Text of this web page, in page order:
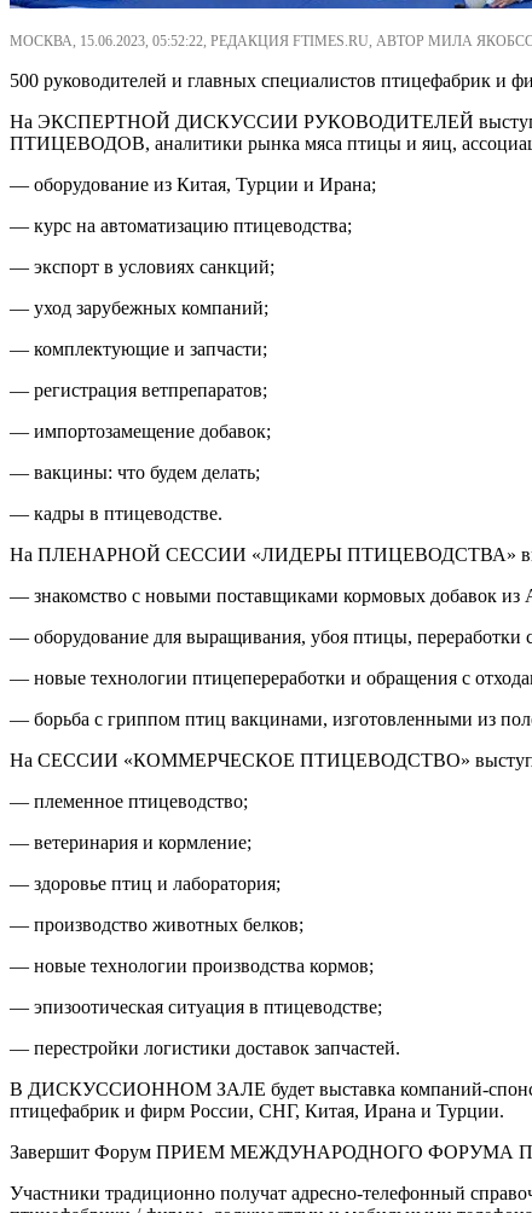
МОСКВА, 15.06.2023, 05:52:22, РЕДАКЦИЯ FTIMES.RU, АВТОР МИЛА
500 руководителей и главных специалистов
На ЭКСПЕРТНОЙ ДИСКУССИИ РУКОВОДИТЕЛЕЙ
ПТИЦЕВОДОВ, аналитики рынка мяса птицы и яиц,
— оборудование из Китая, Турции и Ирана;
— курс на автоматизацию птицеводства;
— экспорт в условиях санкций;
— уход зарубежных компаний;
— комплектующие и запчасти;
— регистрация ветпрепаратов;
— импортозамещение добавок;
— вакцины: что будем делать;
— кадры в птицеводстве.
На ПЛЕНАРНОЙ СЕССИИ «ЛИДЕРЫ ПТИЦЕВОДСТВА»
— знакомство с новыми поставщиками кормовых добавок из
— оборудование для выращивания, убоя птицы, переработки
— новые технологии птицепереработки и обращения с
— борьба с гриппом птиц вакцинами, изготовленными из
На СЕССИИ «КОММЕРЧЕСКОЕ ПТИЦЕВОДСТВО» выступят
— племенное птицеводство;
— ветеринария и кормление;
— здоровье птиц и лаборатория;
— производство животных белков;
— новые технологии производства кормов;
— эпизоотическая ситуация в птицеводстве;
— перестройки логистики доставок запчастей.
В ДИСКУССИОННОМ ЗАЛЕ будет выставка компаний-
птицефабрик и фирм России, СНГ, Китая, Ирана и Турции.
Завершит Форум ПРИЕМ МЕЖДУНАРОДНОГО ФОРУМА
Участники традиционно получат адресно-телефонный